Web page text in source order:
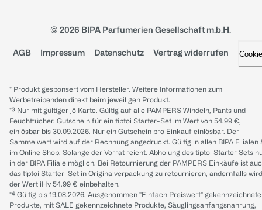
© 2026 BIPA Parfumerien Gesellschaft m.b.H.
AGB Impressum Datenschutz Vertrag widerrufen
* Produkt gesponsert vom Hersteller. Weitere Informationen zum
Werbetreibenden direkt beim jeweiligen Produkt.
*³ Nur mit gültiger jö Karte. Gültig auf alle PAMPERS Windeln, Pants und
Feuchttücher. Gutschein für ein tiptoi Starter-Set im Wert von 54.99 €,
einlösbar bis 30.09.2026. Nur ein Gutschein pro Einkauf einlösbar. Der
Sammelwert wird auf der Rechnung angedruckt. Gültig in allen BIPA Filialen
im Online Shop. Solange der Vorrat reicht. Abholung des tiptoi Starter Sets
in der BIPA Filiale möglich. Bei Retournierung der PAMPERS Einkäufe ist
das tiptoi Starter-Set in Originalverpackung zu retournieren, andernfalls wird
der Wert iHv 54.99 € einbehalten.
*⁴ Gültig bis 19.08.2026. Ausgenommen "Einfach Preiswert" gekennzeichnete
Produkte, mit SALE gekennzeichnete Produkte, Säuglingsanfangsnahrung,